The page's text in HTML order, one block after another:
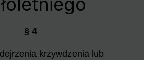
§ 4
krzywdzenia lub